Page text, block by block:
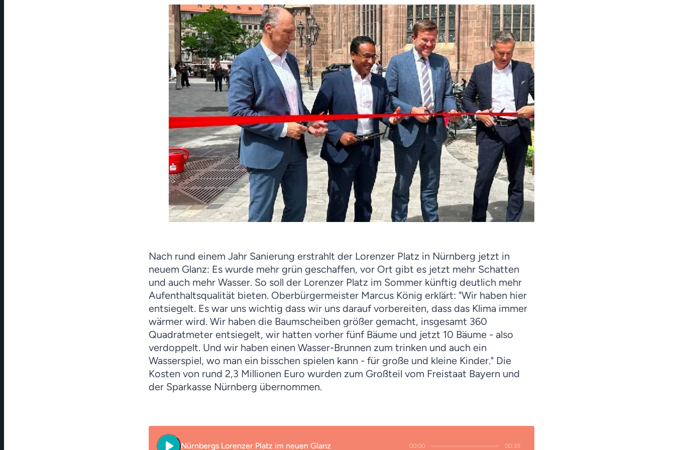
Nach rund einem Jahr Sanierung erstrahlt der Lorenzer Platz in Nürnberg jetzt in
neuem Glanz: Es wurde mehr grün geschaffen, vor Ort gibt es jetzt mehr Schatten
und auch mehr Wasser. So soll der Lorenzer Platz im Sommer künftig deutlich mehr
Aufenthaltsqualität bieten. Oberbürgermeister Marcus König erklärt: "Wir haben hier
entsiegelt. Es war uns wichtig dass wir uns darauf vorbereiten, dass das Klima immer
wärmer wird. Wir haben die Baumscheiben größer gemacht, insgesamt 360
Quadratmeter entsiegelt, wir hatten vorher fünf Bäume und jetzt 10 Bäume - also
verdoppelt. Und wir haben einen Wasser-Brunnen zum trinken und auch ein
Wasserspiel, wo man ein bisschen spielen kann - für große und kleine Kinder." Die
Kosten von rund 2,3 Millionen Euro wurden zum Großteil vom Freistaat Bayern und
der Sparkasse Nürnberg übernommen.
play_arrow Nürnbergs Lorenzer Platz im neuen Glanz 00:00 00:39